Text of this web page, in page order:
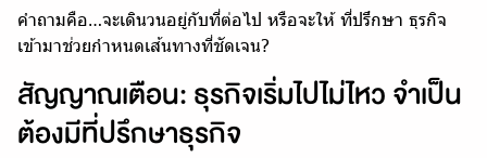
คำถามคือ…จะเดินวนอยู่กับที่ต่อไป หรือจะให้ ที่ปรึกษา ธุรกิจ
เข้ามาช่วยกำหนดเส้นทางที่ชัดเจน?
สัญญาณเตือน: ธุรกิจเริ่มไปไม่ไหว จำเป็น
ต้องมีที่ปรึกษาธุรกิจ